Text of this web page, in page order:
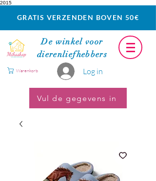
2015
GRATIS VERZENDEN BOVEN 50€
De winkel voor
dierenliefhebbers
Log in
Warenkorb
Vul de gegevens in